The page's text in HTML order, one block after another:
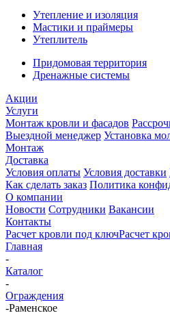
Утепление и изоляция
Мастики и праймеры
Утеплитель
Придомовая территория
Дренажные системы
Акции
Услуги
Монтаж кровли и фасадов
Выездной менеджер Установка
Монтаж
Доставка
Условия оплаты Условия доставки
Как сделать заказ Политика
О компании
Новости Сотрудники Вакансии
Контакты
Расчет кровли под ключРасчет
Главная
-
Каталог
-
Ограждения
-Раменское